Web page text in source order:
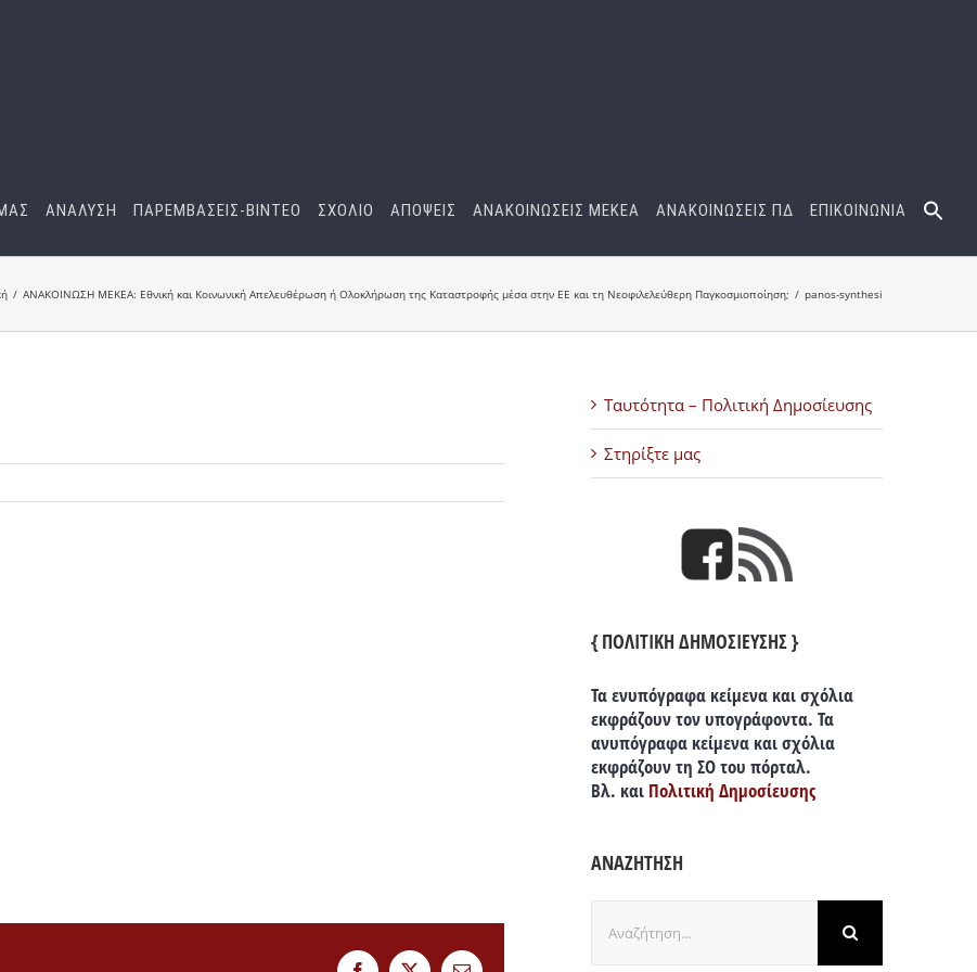
ΑΝΑΛΥΣΗ ΠΑΡΕΜΒΑΣΕΙΣ-BINTEO ΣΧΟΛΙΟ ΑΠΟΨΕΙΣ ΑΝΑΚΟΙΝΩΣΕΙΣ ΜΕΚΕΑ ΑΝΑΚΟΙΝΩΣΕΙΣ ΠΔ ΕΠΙΚΟΙΝΩΝΙΑ
ΑΝΑΚΟΙΝΩΣΗ ΜΕΚΕΑ: Εθνική και Κοινωνική Απελευθέρωση ή Ολοκλήρωση της Καταστροφής μέσα στην ΕΕ και τη Νεοφιλελεύθερη Παγκοσμιοποίηση; panos-synthesi
Ταυτότητα – Πολιτική Δημοσίευσης
Στηρίξτε μας
{ ΠΟΛΙΤΙΚΗ ΔΗΜΟΣΙΕΥΣΗΣ }
Τα ενυπόγραφα κείμενα και σχόλια
εκφράζουν τον υπογράφοντα. Τα
ανυπόγραφα κείμενα και σχόλια
εκφράζουν τη ΣΟ του πόρταλ.
Βλ. και Πολιτική Δημοσίευσης
ΑΝΑΖΗΤΗΣΗ
για: